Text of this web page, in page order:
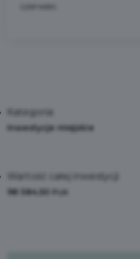
czerwiec
Kategoria:
Inwestycje miejskie
Wartość całej inwestycji:
98 584,50